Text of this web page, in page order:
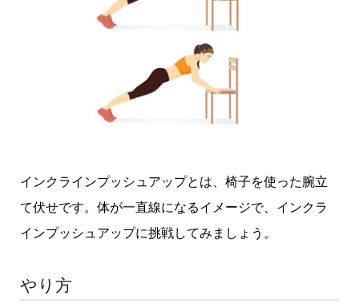
インクラインプッシュアップとは、椅子を使った腕立
て伏せです。体が一直線になるイメージで、インクラ
インプッシュアップに挑戦してみましょう。
やり方